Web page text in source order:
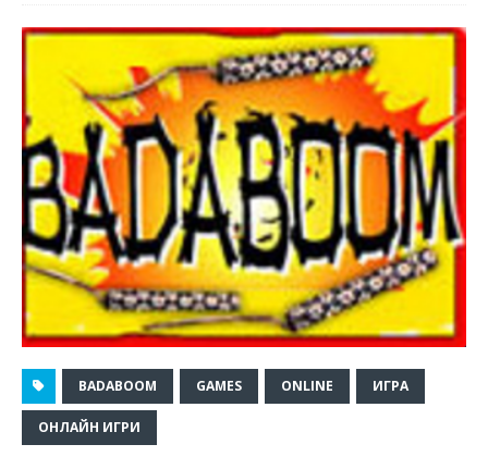
BADABOOM GAMES ONLINE ИГРА
ОНЛАЙН ИГРИ